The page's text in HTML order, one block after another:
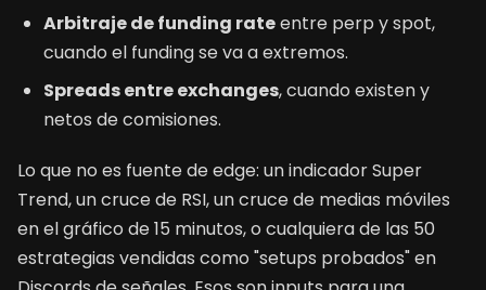
Arbitraje de funding rateentre perp y spot,
cuando el funding se va a extremos.
Spreads entre exchanges, cuando existen y
netos de comisiones.
Lo que no es fuente de edge: un indicador Super
Trend, un cruce de RSI, un cruce de medias móviles
en el gráfico de 15 minutos, o cualquiera de las 50
estrategias vendidas como "setups probados" en